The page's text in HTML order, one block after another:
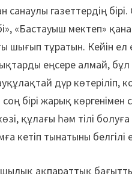
санаулы газеттердің
«Бастауыш мектеп»
шығып тұратын. Кейін
еңсере алмай,
дүр
соң бірі жарық
құлағы һәм тілі
кетіп тынатыны белгілі
ақпараттық